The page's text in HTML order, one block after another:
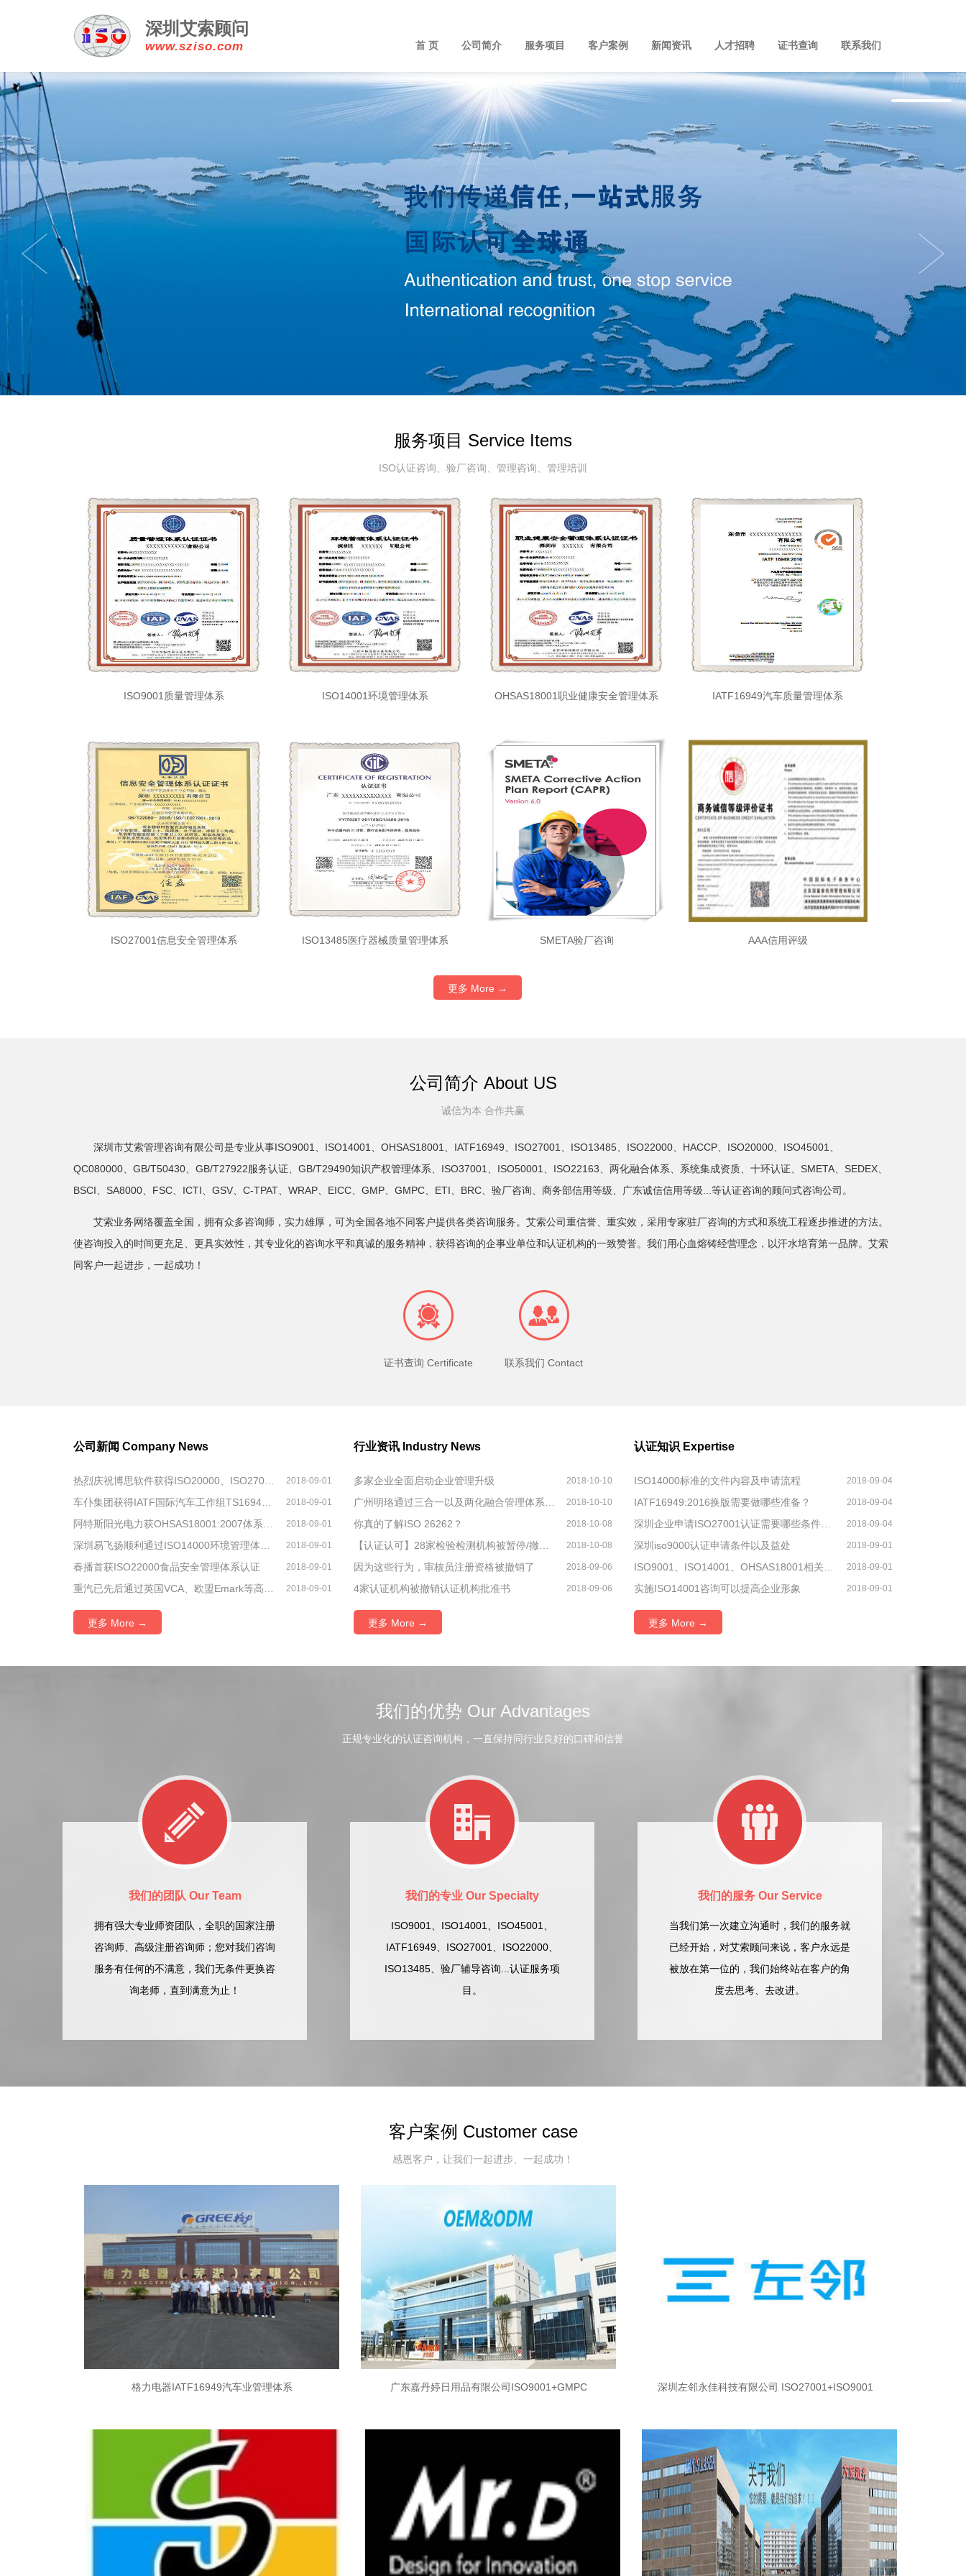
深圳艾索顾问
www.sziso.com 首 页 公司简介 服务项目 客户案例 新闻资讯 人才招聘 证书查询 联系我们
服务项目 Service Items
ISO认证咨询、验厂咨询、管理咨询、管理培训
ISO9001质量管理体系 ISO14001环境管理体系 OHSAS18001职业健康安全管理体系 IATF16949汽车质量管理体系
ISO27001信息安全管理体系 ISO13485医疗器械质量管理体系 SMETA验厂咨询 AAA信用评级
更多 More →
公司简介 About US
诚信为本 合作共赢
深圳市艾索管理咨询有限公司是专业从事ISO9001、ISO14001、OHSAS18001、IATF16949、ISO27001、ISO13485、ISO22000、HACCP、ISO20000、ISO45001、
QC080000、GB/T50430、GB/T27922服务认证、GB/T29490知识产权管理体系、ISO37001、ISO50001、ISO22163、两化融合体系、系统集成资质、十环认证、SMETA、SEDEX、
BSCI、SA8000、FSC、ICTI、GSV、C-TPAT、WRAP、EICC、GMP、GMPC、ETI、BRC、验厂咨询、商务部信用等级、广东诚信信用等级...等认证咨询的顾问式咨询公司。
艾索业务网络覆盖全国，拥有众多咨询师，实力雄厚，可为全国各地不同客户提供各类咨询服务。艾索公司重信誉、重实效，采用专家驻厂咨询的方式和系统工程逐步推进的方法。
使咨询投入的时间更充足、更具实效性，其专业化的咨询水平和真诚的服务精神，获得咨询的企事业单位和认证机构的一致赞誉。我们用心血熔铸经营理念，以汗水培育第一品牌。艾索
同客户一起进步，一起成功！
证书查询 Certificate 联系我们 Contact
公司新闻 Company News
2018-09-01
2018-09-01
2018-09-01
2018-09-01
春播首获ISO22000食品安全管理体系认证 2018-09-01
2018-09-01
更多 More →
行业资讯 Industry News
多家企业全面启动企业管理升级 2018-10-10
2018-10-10
你真的了解ISO 26262？ 2018-10-08
2018-10-08
因为这些行为，审核员注册资格被撤销了 2018-09-06
4家认证机构被撤销认证机构批准书 2018-09-06
更多 More →
认证知识 Expertise
ISO14000标准的文件内容及申请流程 2018-09-04
IATF16949:2016换版需要做哪些准备？ 2018-09-04
2018-09-04
深圳iso9000认证申请条件以及益处 2018-09-01
2018-09-01
实施ISO14001咨询可以提高企业形象 2018-09-01
更多 More →
我们的优势 Our Advantages
正规专业化的认证咨询机构，一直保持同行业良好的口碑和信誉
我们的团队 Our Team
拥有强大专业师资团队，全职的国家注册
咨询师、高级注册咨询师；您对我们咨询
服务有任何的不满意，我们无条件更换咨
询老师，直到满意为止！
我们的专业 Our Specialty
ISO9001、ISO14001、ISO45001、
IATF16949、ISO27001、ISO22000、
ISO13485、验厂辅导咨询...认证服务项
目。
我们的服务 Our Service
当我们第一次建立沟通时，我们的服务就
已经开始，对艾索顾问来说，客户永远是
被放在第一位的，我们始终站在客户的角
度去思考、去改进。
客户案例 Customer case
感恩客户，让我们一起进步、一起成功！
格力电器IATF16949汽车业管理体系 广东嘉丹婷日用品有限公司ISO9001+GMPC 深圳左邻永佳科技有限公司 ISO27001+ISO9001